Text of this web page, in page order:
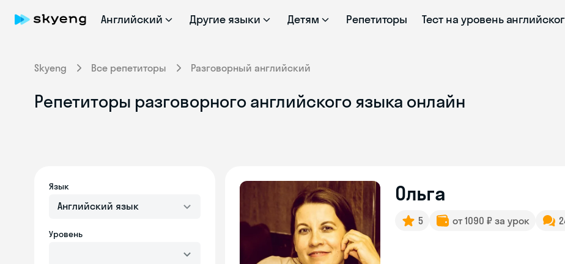
Английский Другие языки Детям Репетиторы Тест на уровень
Skyeng Все репетиторы Разговорный английский
Репетиторы разговорного английского языка онлайн
Язык
Английский язык
Уровень
Ольга
5 от 1090 ₽ за урок